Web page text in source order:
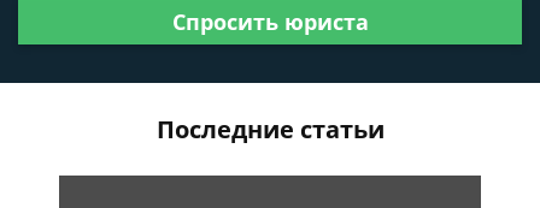
Спросить юриста
Последние статьи